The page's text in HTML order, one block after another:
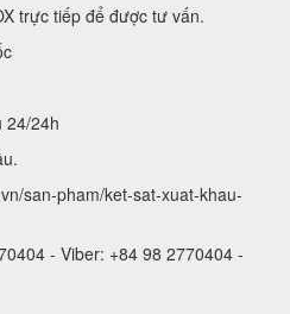
trực tiếp để được tư vấn.
24/24h
san-pham/ket-sat-xuat-khau-
- Viber: +84 98 2770404 -